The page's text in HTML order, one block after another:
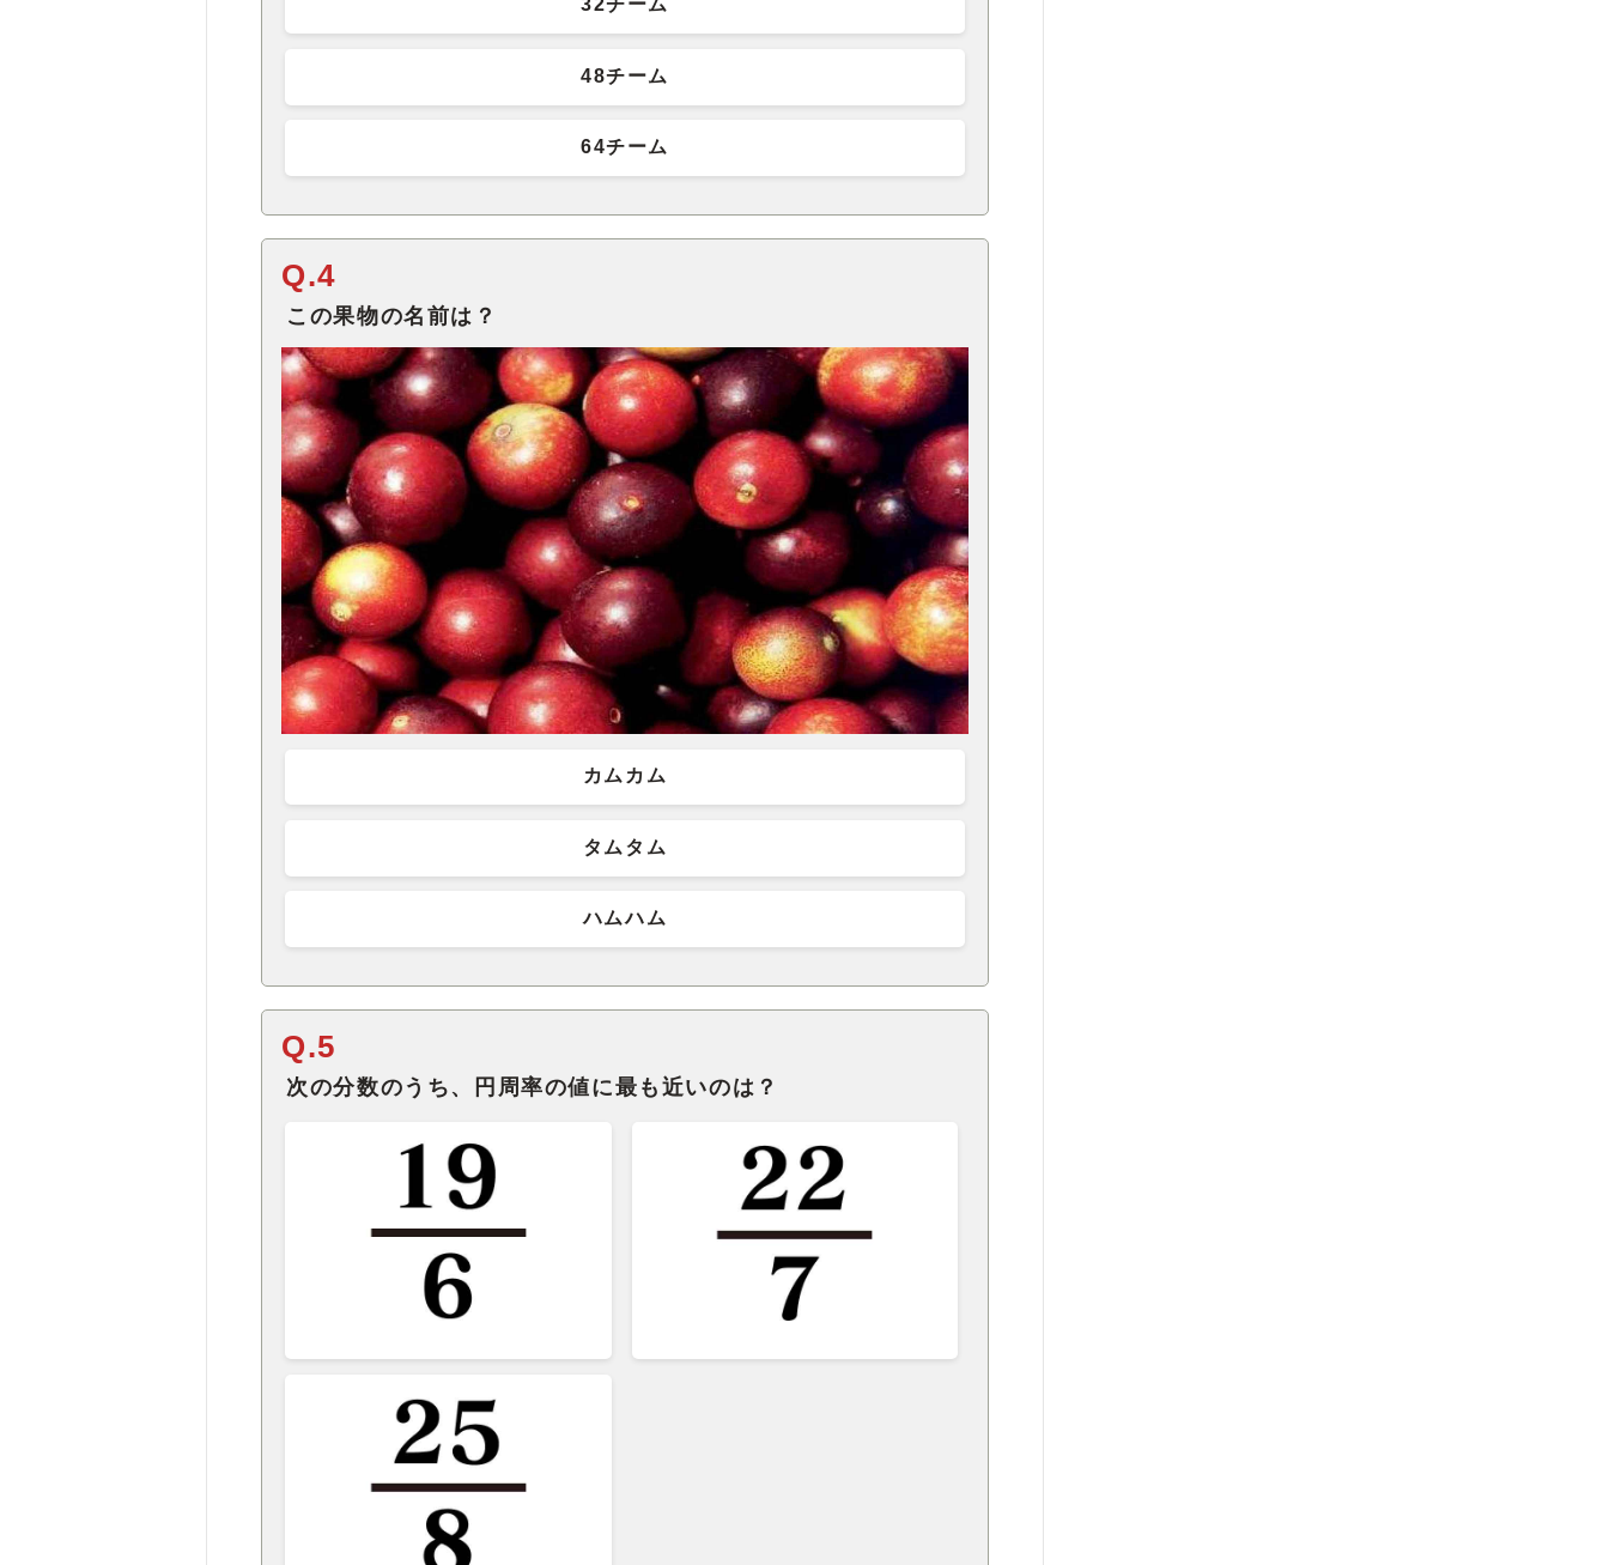
32チーム
48チーム
64チーム
Q.4
この果物の名前は？
カムカム
タムタム
ハムハム
Q.5
次の分数のうち、円周率の値に最も近いのは？